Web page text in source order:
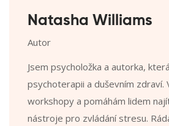
Natasha Williams
Autor
Jsem psycholožka a autorka,
psychoterapii a duševním zdraví.
workshopy a pomáhám lidem
nástroje pro zvládání stresu.